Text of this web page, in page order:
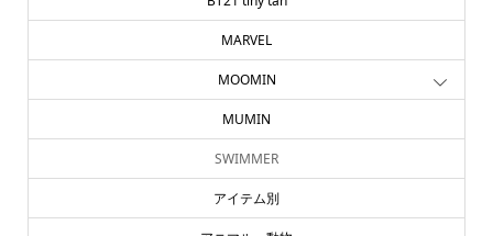
BT21 tiny tan
MARVEL
MOOMIN
MUMIN
SWIMMER
アイテム別